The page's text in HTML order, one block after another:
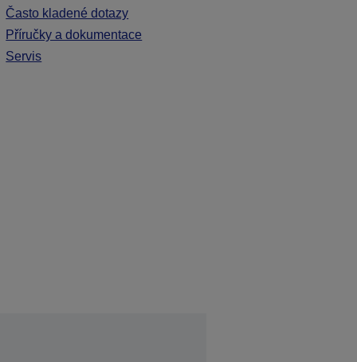
Často kladené dotazy
Příručky a dokumentace
Servis